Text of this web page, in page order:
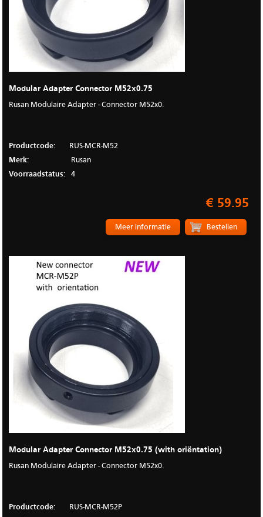
Modular Adapter Connector M52x0.75
Rusan Modulaire Adapter - Connector M52x0.
Productcode:
RUS-MCR-M52
Merk:
Rusan
Voorraadstatus:
4
€ 59.95
Meer informatie
Modular Adapter Connector M52x0.75 (with oriëntation)
Rusan Modulaire Adapter - Connector M52x0.
Productcode:
RUS-MCR-M52P